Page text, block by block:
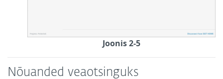
Joonis 2-5
Nõuanded veaotsinguks